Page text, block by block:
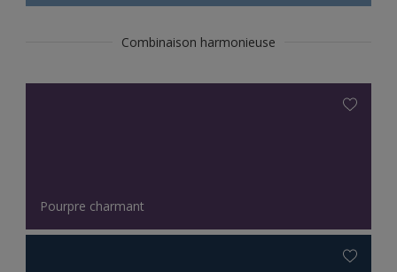
Combinaison harmonieuse
Pourpre charmant